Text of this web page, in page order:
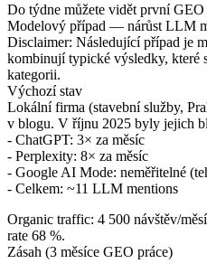
Do týdne můžete vidět první GEO
Modelový případ — nárůst LLM
Disclaimer: Následující případ je
kombinují typické výsledky, které
kategorii.
Výchozí stav
Lokální firma (stavební služby,
v blogu. V říjnu 2025 byly jejich
- ChatGPT: 3× za měsíc
- Perplexity: 8× za měsíc
- Google AI Mode: neměřitelné
- Celkem: ~11 LLM mentions
Organic traffic: 4 500 návštěv/
rate 68 %.
Zásah (3 měsíce GEO práce)